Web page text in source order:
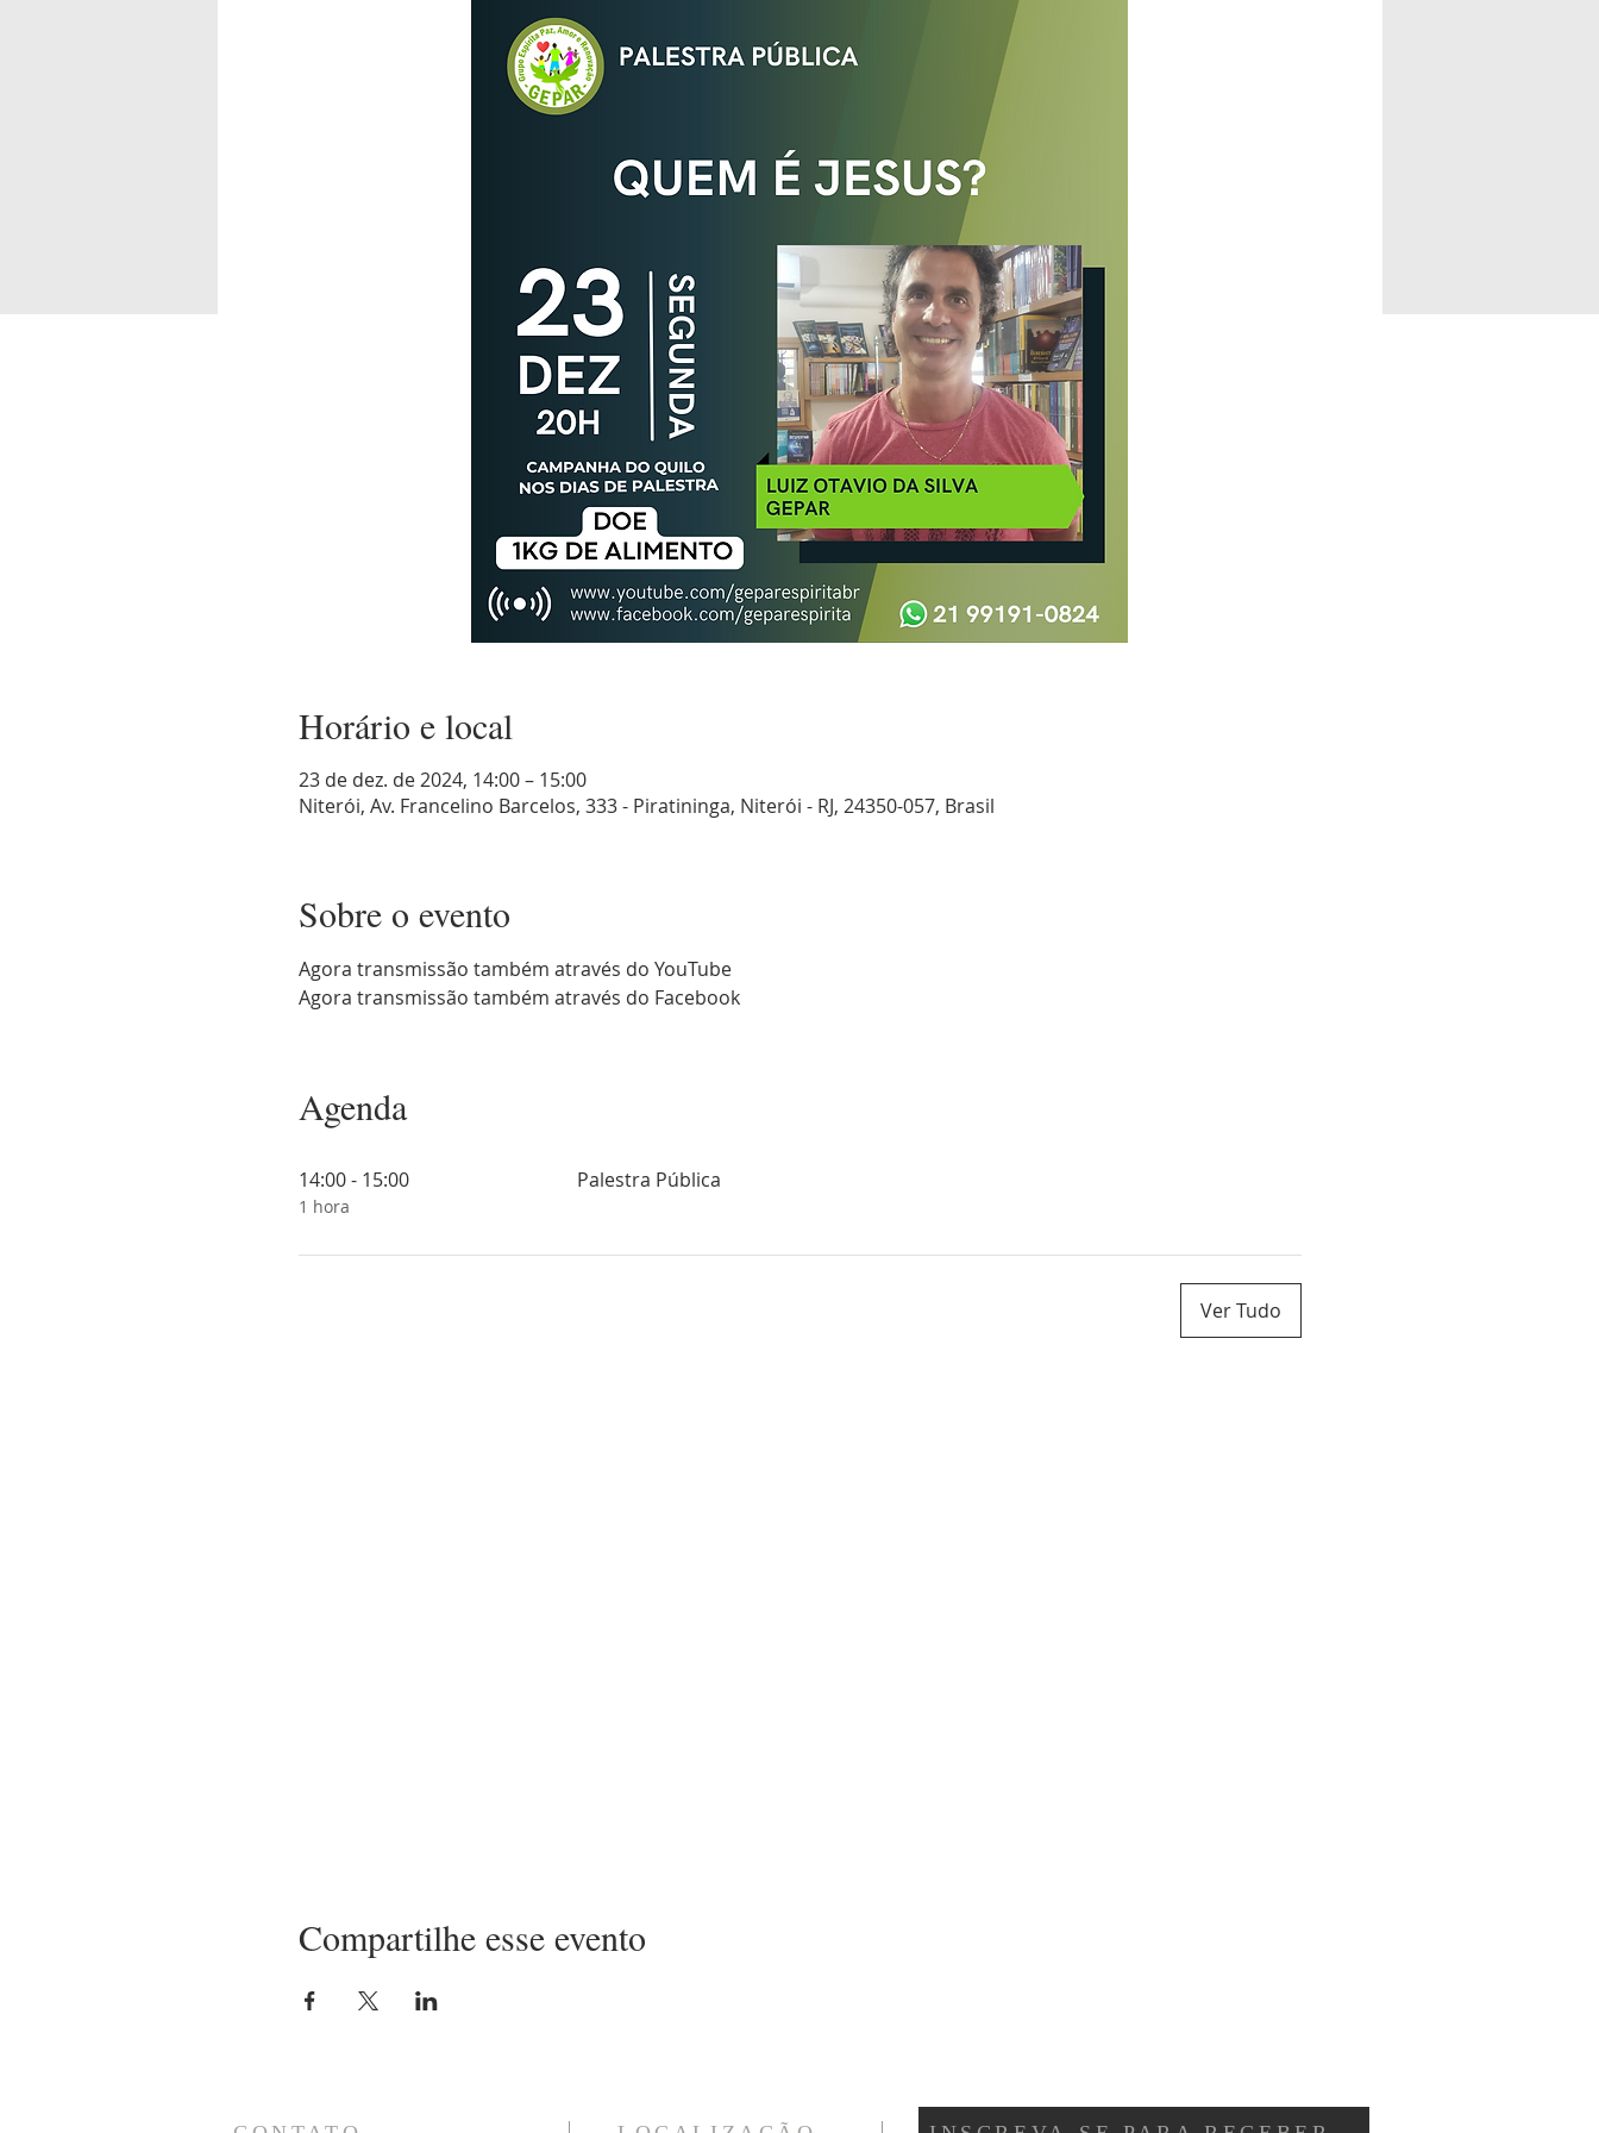
Horário e local
23 de dez. de 2024, 14:00 – 15:00
Niterói, Av. Francelino Barcelos, 333 - Piratininga, Niterói - RJ, 24350-057, Brasil
Sobre o evento
Agora transmissão também através do YouTube
Agora transmissão também através do Facebook
Agenda
14:00 - 15:00
1 hora
Palestra Pública
Ver Tudo
Compartilhe esse evento